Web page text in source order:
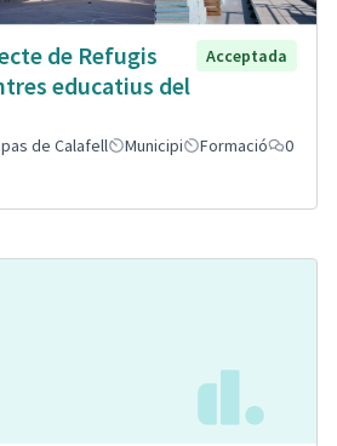
de Refugis
educatius del
Acceptada
de Calafell Municipi Formació
0